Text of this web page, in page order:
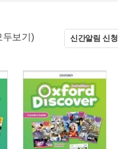
두보기) 신간알림 신청